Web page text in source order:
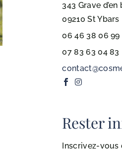
343 Grave d’en
09210 St Ybars
06 46 38 06 99
07 83 63 04 83
Rester
Inscrivez-vous